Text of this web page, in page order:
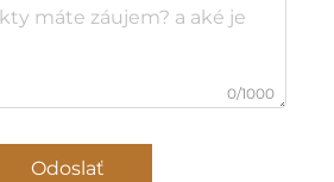
0/1000
Odoslať